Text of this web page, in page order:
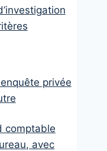
privée